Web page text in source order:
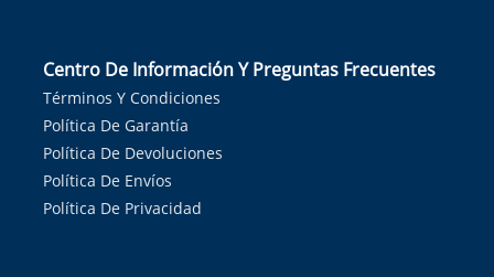
Centro De Información Y Preguntas Frecuentes
Términos Y Condiciones
Política De Garantía
Política De Devoluciones
Política De Envíos
Política De Privacidad